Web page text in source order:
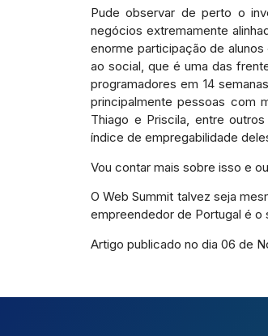
Pude observar de perto o
negócios extremamente
enorme participação de
ao social, que é uma das
programadores em 14
principalmente pessoas com
Thiago e Priscila, entre
índice de empregabilidade
Vou contar mais sobre isso e
O Web Summit talvez seja
empreendedor de Portugal é o
Artigo publicado no dia 06 de